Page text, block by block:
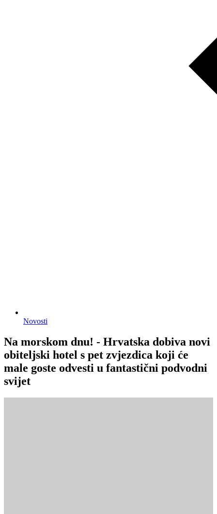
Novosti
Na morskom dnu! - Hrvatska dobiva novi
obiteljski hotel s pet zvjezdica koji će
male goste odvesti u fantastični podvodni
svijet